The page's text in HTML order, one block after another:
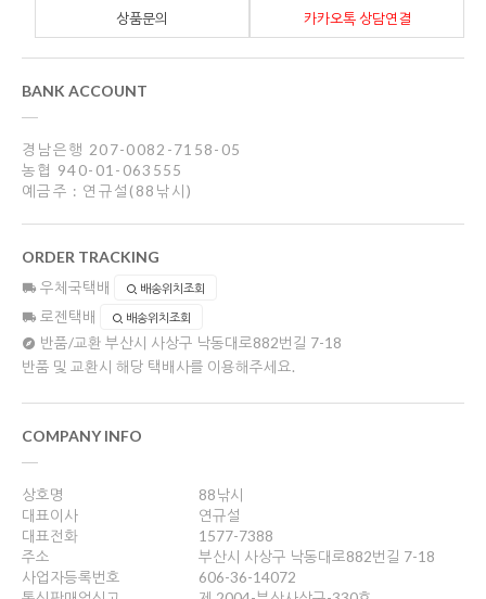
카카오톡 상담연결
상품문의
BANK ACCOUNT
경남은행 207-0082-7158-05
농협 940-01-063555
예금주 : 연규설(88낚시)
ORDER TRACKING
우체국택배 배송위치조회
로젠택배 배송위치조회
반품/교환 부산시 사상구 낙동대로882번길 7-18
반품 및 교환시 해당 택배사를 이용해주세요.
COMPANY INFO
상호명
88낚시
대표이사
연규설
대표전화
1577-7388
주소
부산시 사상구 낙동대로882번길 7-18
사업자등록번호
606-36-14072